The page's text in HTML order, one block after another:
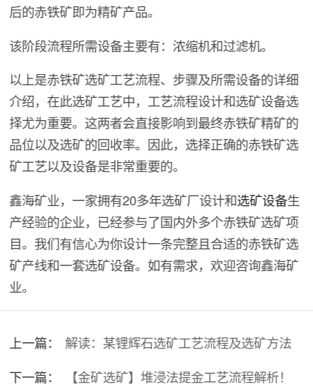
后的赤铁矿即为精矿产品。
该阶段流程所需设备主要有：浓缩机和过滤机。
以上是赤铁矿选矿工艺流程、步骤及所需设备的详细
介绍，在此选矿工艺中，工艺流程设计和选矿设备选
择尤为重要。这两者会直接影响到最终赤铁矿精矿的
品位以及选矿的回收率。因此，选择正确的赤铁矿选
矿工艺以及设备是非常重要的。
鑫海矿业，一家拥有20多年选矿厂设计和选矿设备生
产经验的企业，已经参与了国内外多个赤铁矿选矿项
目。我们有信心为你设计一条完整且合适的赤铁矿选
矿产线和一套选矿设备。如有需求，欢迎咨询鑫海矿
业。
上一篇：
解读：某锂辉石选矿工艺流程及选矿方法
下一篇：
【金矿选矿】堆浸法提金工艺流程解析！